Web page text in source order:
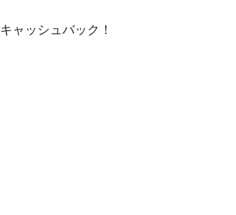
ャッシュバック！